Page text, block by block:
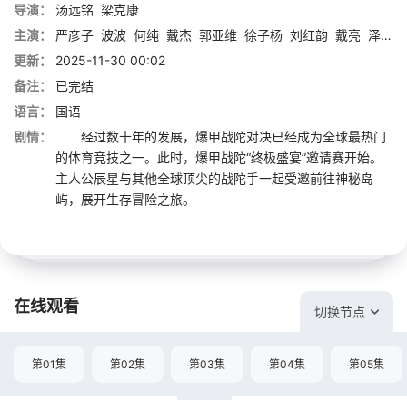
导演： 汤远铭 梁克康
主演：
严彦子 波波 何纯 戴杰 郭亚维 徐子杨 刘红韵 戴亮 泽飞
更新：
2025-11-30 00:02
备注：
已完结
语言：
国语
剧情：
经过数十年的发展，爆甲战陀对决已经成为全球最热门
的体育竞技之一。此时，爆甲战陀“终极盛宴”邀请赛开始。
主人公辰星与其他全球顶尖的战陀手一起受邀前往神秘岛
屿，展开生存冒险之旅。
在线观看 切换节点
第01集 第02集 第03集 第04集 第05集